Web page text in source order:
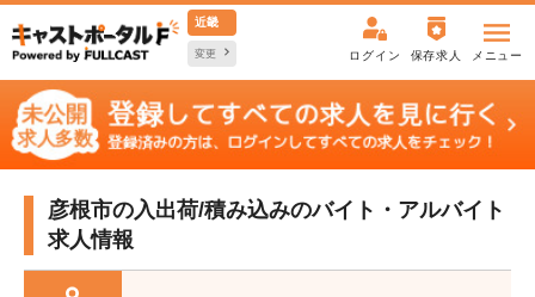
近畿
変更 ログイン 保存求人 メニュー
彦根市の入出荷/積み込みのバイト・アルバイト
求人情報